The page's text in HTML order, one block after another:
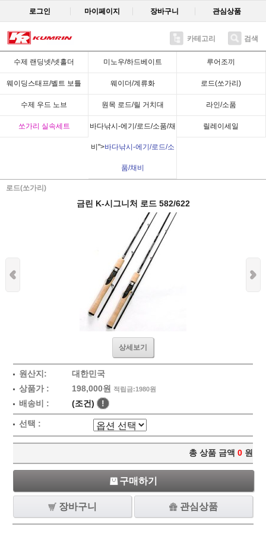
로그인 마이페이지 장바구니 관심상품
카테고리 검색
수제 랜딩넷/넷홀더 미노우/하드베이트 루어조끼
웨이딩스태프/벨트 보틀 웨이더/계류화 로드(쏘가리)
수제 우드 노브 원목 로드/릴 거치대 라인/소품
쏘가리 실속세트 바다낚시-에기/로드/소품/채
비">바다낚시-에기/로드/소
품/채비
릴레이세일
로드(쏘가리)
Recent
금린 K-시그니처 로드 582/622
상세보기
원산지:
대한민국
상품가 :
198,000원 적립금:1980원
배송비 : (조건) !
선택 :
총 상품 금액 0 원
구매하기
장바구니 관심상품